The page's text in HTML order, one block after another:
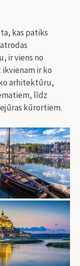
kas patiks
ir viens no
ikvienam ir ko
arhitektūru,
līdz
kūrortiem.